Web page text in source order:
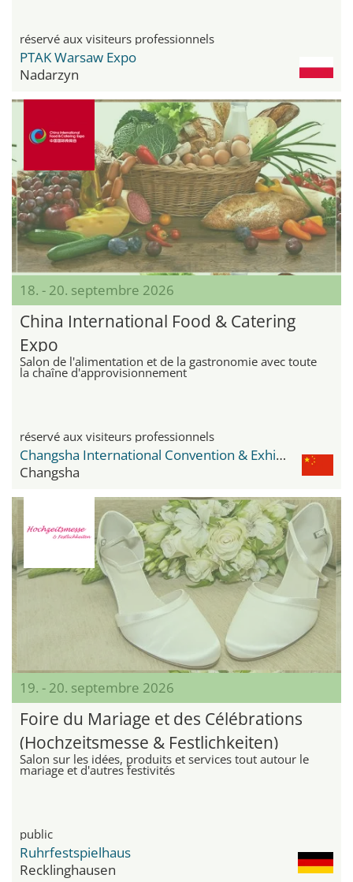
réservé aux visiteurs professionnels
PTAK Warsaw Expo
Nadarzyn
18. - 20. septembre 2026
China International Food & Catering
Expo
Salon de l'alimentation et de la gastronomie avec toute
la chaîne d'approvisionnement
réservé aux visiteurs professionnels
Changsha International Convention & Exhibition Centre
Changsha
19. - 20. septembre 2026
Foire du Mariage et des Célébrations
(Hochzeitsmesse & Festlichkeiten)
Salon sur les idées, produits et services tout autour le
mariage et d'autres festivités
public
Ruhrfestspielhaus
Recklinghausen